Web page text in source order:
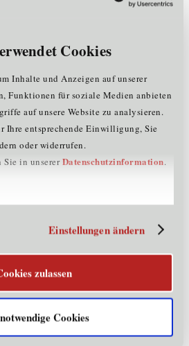
Cookies
Inhalte und Anzeigen auf unserer
Funktionen für soziale Medien anbieten
auf unsere Website zu analysieren.
Ihre entsprechende Einwilligung, Sie
oder widerrufen.
Sie in unsererDatenschutzinformation.
Einstellungen ändern
zulassen
Cookies
Ansiedlung &
Erweiterung
Ausbau, Modernisierung,
Umbau, Ergänzung -
Erweitern Sie Ihren
Horizont
Services
Gemeinsam anpacken.